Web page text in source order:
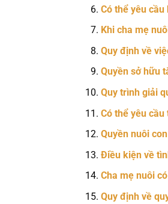
Có thể yêu
Khi cha mẹ
Quy định về
Quyền sở hữu
Quy trình giải
Có thể yêu
Quyền nuôi
Điều kiện về
Cha mẹ nuôi
Quy định về